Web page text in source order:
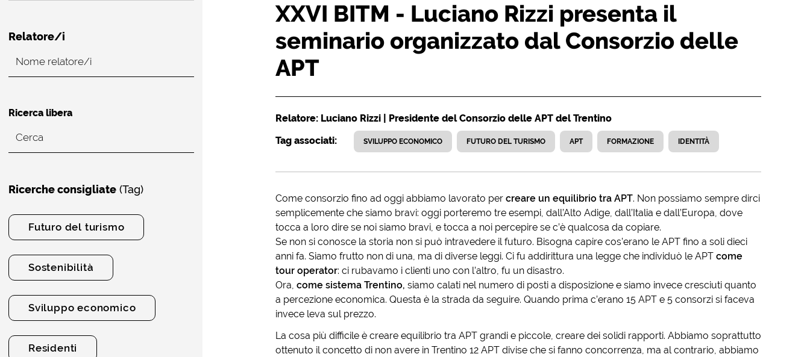
Relatore/i
Ricerca libera
Ricerche consigliate (Tag)
Futuro del turismo
Sostenibilità
Sviluppo economico
Residenti
XXVI BITM - Luciano Rizzi presenta il
seminario organizzato dal Consorzio delle
APT
Relatore: Luciano Rizzi | Presidente del Consorzio delle APT del Trentino
Tag associati:
SVILUPPO ECONOMICO FUTURO DEL TURISMO APT FORMAZIONE IDENTITÀ
Come consorzio fino ad oggi abbiamo lavorato percreare un equilibrio tra APT. Non possiamo sempre dirci
semplicemente che siamo bravi: oggi porteremo tre esempi, dall’Alto Adige, dall’Italia e dall’Europa, dove
tocca a loro dire se noi siamo bravi, e tocca a noi percepire se c’è qualcosa da copiare.
Se non si conosce la storia non si può intravedere il futuro. Bisogna capire cos’erano le APT fino a soli dieci
anni fa. Siamo frutto non di una, ma di diverse leggi. Ci fu addirittura una legge che individuò le APTcome
tour operator: ci rubavamo i clienti uno con l’altro, fu un disastro.
Ora, come sistema Trentino, siamo calati nel numero di posti a disposizione e siamo invece cresciuti quanto
a percezione economica. Questa è la strada da seguire. Quando prima c’erano 15 APT e 5 consorzi si faceva
invece leva sul prezzo.
La cosa più difficile è creare equilibrio tra APT grandi e piccole, creare dei solidi rapporti. Abbiamo soprattutto
ottenuto il concetto di non avere in Trentino 12 APT divise che si fanno concorrenza, ma al contrario, abbiamo